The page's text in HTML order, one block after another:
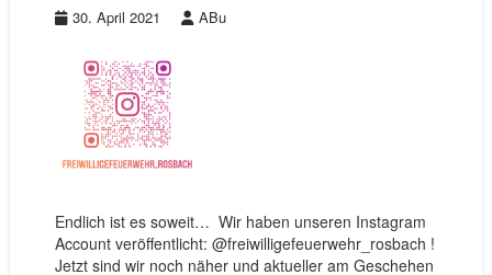
30. April 2021 ABu
Endlich ist es soweit… Wir haben unseren Instagram
Account veröffentlicht: @freiwilligefeuerwehr_rosbach !
Jetzt sind wir noch näher und aktueller am Geschehen